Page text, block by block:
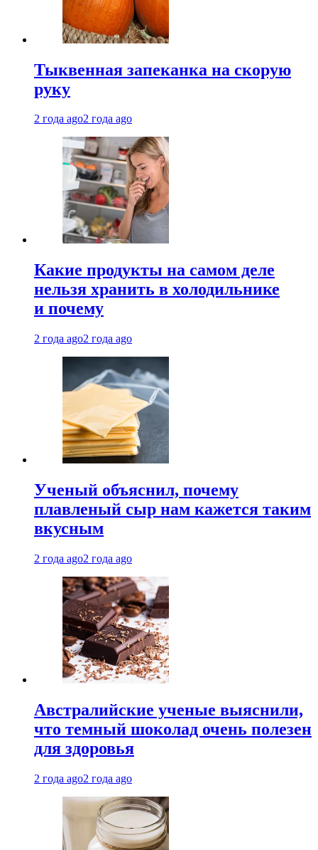
Тыквенная запеканка на скорую
руку
2 года ago2 года ago
Какие продукты на самом деле
нельзя хранить в холодильнике
и почему
2 года ago2 года ago
Ученый объяснил, почему
плавленый сыр нам кажется таким
вкусным
2 года ago2 года ago
Австралийские ученые выяснили,
что темный шоколад очень полезен
для здоровья
2 года ago2 года ago